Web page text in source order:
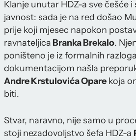
Klanje unutar HDZ-a sve češće i
javnost: sada je na red došao
prije koji mjesec napokon
ravnateljica Branka Brekalo.
poništeno je iz formalnih
dokumentacijom našla
Andre Krstulovića Opare koja
biti.
Stvar, naravno, nije samo u
stoji nezadovoljstvo šefa HDZ-a